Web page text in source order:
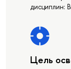
дисциплин:
Цель